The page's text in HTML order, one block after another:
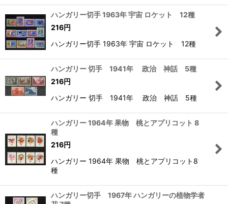
ハンガリー切手 1963年 宇宙 ロケット 12種
216円
ハンガリー切手 1963年 宇宙 ロケット 12種
ハンガリー 切手 1941年 政治 神話 5種
216円
ハンガリー 切手 1941年 政治 神話 5種
ハンガリー 1964年 果物 桃とアプリコット 8
種
216円
ハンガリー 1964年 果物 桃とアプリコット8
種
ハンガリー切手 1967年 ハンガリーの植物学者